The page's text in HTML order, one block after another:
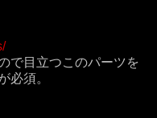
で目立つこのパーツを
必須。